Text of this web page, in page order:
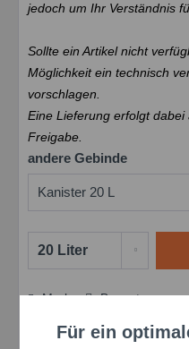
jedoch um Ihr Verständnis
Sollte ein Artikel nicht
Möglichkeit ein technisch
vorschlagen.
Eine Lieferung erfolgt
Freigabe.
andere Gebinde
Merken Bewerten
Artikel-Nr.:
Funktionale
Für ein